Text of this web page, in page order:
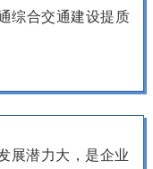
综合交通建设提质
展潜力大，是企业